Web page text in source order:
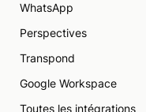
WhatsApp
Perspectives
Transpond
Google Workspace
Toutes les intégrations